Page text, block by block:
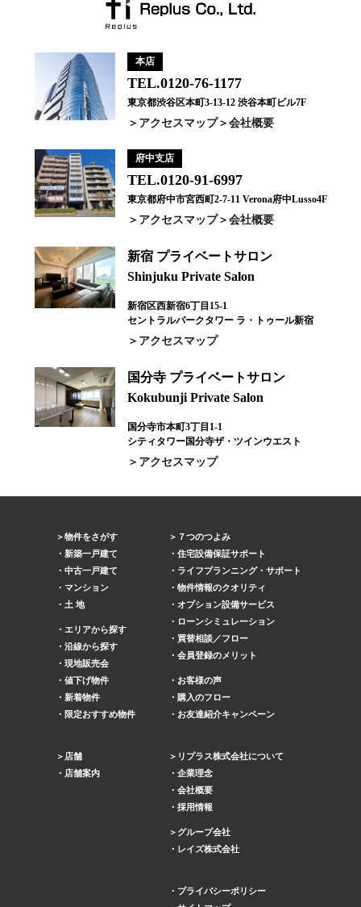
本店
TEL.0120-76-1177
東京都渋谷区本町3-13-12 渋谷本町ビル7F
アクセスマップ 会社概要
府中支店
TEL.0120-91-6997
東京都府中市宮西町2-7-11 Verona府中Lusso4F
アクセスマップ 会社概要
新宿 プライベートサロン
Shinjuku Private Salon
新宿区西新宿6丁目15-1
セントラルパークタワー ラ・トゥール新宿
アクセスマップ
国分寺 プライベートサロン
Kokubunji Private Salon
国分寺市本町3丁目1-1
シティタワー国分寺ザ・ツインウエスト
アクセスマップ
物件をさがす
新築一戸建て
中古一戸建て
マンション
土 地
エリアから探す
沿線から探す
現地販売会
値下げ物件
新着物件
限定おすすめ物件
７つのつよみ
住宅設備保証サポート
ライフプランニング・サポート
物件情報のクオリティ
オプション設備サービス
ローンシミュレーション
買替相談／フロー
会員登録のメリット
お客様の声
購入のフロー
お友達紹介キャンペーン
店舗
店舗案内
リプラス株式会社について
企業理念
会社概要
採用情報
グループ会社
レイズ株式会社
プライバシーポリシー